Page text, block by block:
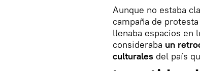
Aunque no estaba
campaña de
llenaba espacios en
consideraba un
culturales del país